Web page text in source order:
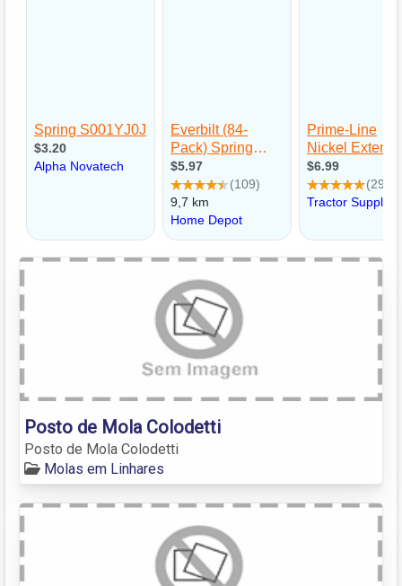
Posto de Mola Colodetti
Posto de Mola Colodetti
Molas em Linhares